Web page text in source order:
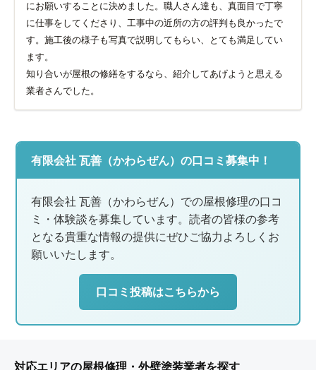
にお願いすることに決めました。職人さん達も、真面目で丁寧
に仕事をしてくださり、工事中の近所の方の評判も良かったで
す。施工後の様子も写真で説明してもらい、とても満足してい
ます。
知り合いが屋根の修繕をするなら、紹介してあげようと思える
業者さんでした。
有限会社 瓦善（かわらぜん）の口コミ募集中！
有限会社 瓦善（かわらぜん）での屋根修理の口コ
ミ・体験談を募集しています。読者の皆様の参考
となる貴重な情報の提供にぜひご協力よろしくお
願いいたします。
口コミ投稿はこちらから
対応エリアの屋根修理・外壁塗装業者を探す